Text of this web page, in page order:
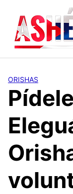
contenido
ORISHAS